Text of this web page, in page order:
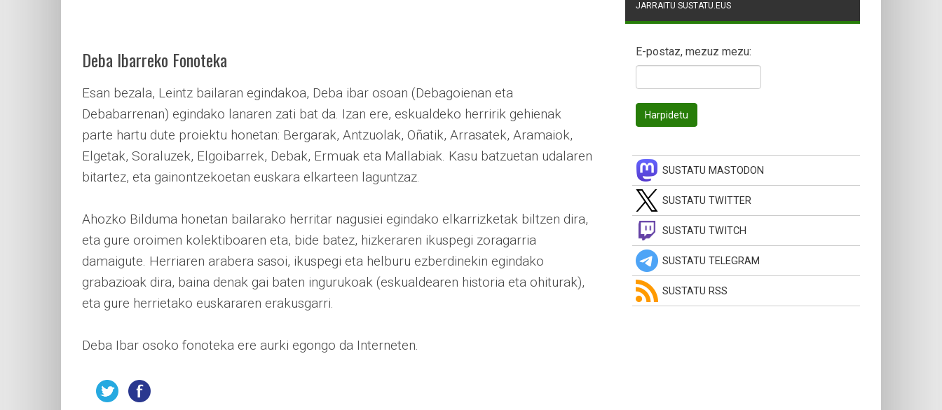
Deba Ibarreko Fonoteka
Esan bezala, Leintz bailaran egindakoa, Deba ibar osoan (Debagoienan eta
Debabarrenan) egindako lanaren zati bat da. Izan ere, eskualdeko herririk gehienak
parte hartu dute proiektu honetan: Bergarak, Antzuolak, Oñatik, Arrasatek, Aramaiok,
Elgetak, Soraluzek, Elgoibarrek, Debak, Ermuak eta Mallabiak. Kasu batzuetan udalaren
bitartez, eta gainontzekoetan euskara elkarteen laguntzaz.
Ahozko Bilduma honetan bailarako herritar nagusiei egindako elkarrizketak biltzen dira,
eta gure oroimen kolektiboaren eta, bide batez, hizkeraren ikuspegi zoragarria
damaigute. Herriaren arabera sasoi, ikuspegi eta helburu ezberdinekin egindako
grabazioak dira, baina denak gai baten ingurukoak (eskualdearen historia eta ohiturak),
eta gure herrietako euskararen erakusgarri.
Deba Ibar osoko fonoteka ere aurki egongo da Interneten.
JARRAITU SUSTATU.EUS
E-postaz, mezuz mezu:
SUSTATU MASTODON
SUSTATU TWITTER
SUSTATU TWITCH
SUSTATU TELEGRAM
SUSTATU RSS